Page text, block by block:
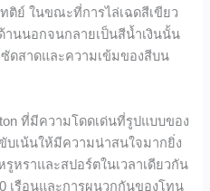
ติย์ ในขณะที่การไล่เฉดสีเขียว
านนอกจนกลายเป็นสีน้ำเงินนั้น
ดสาดและความเข้มของสีบน
ที่มีความโดดเด่นที่รูปแบบของ
เน้นให้มีความน่าสนใจมากยิ่ง
หราและสปอร์ตในเวลาเดียวกัน
เรือนและการผนวกกันของโทน